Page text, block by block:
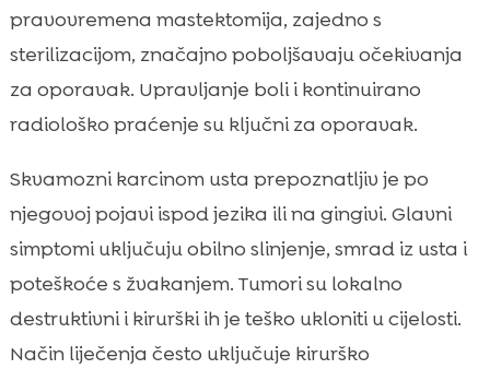
pravovremena mastektomija, zajedno s
sterilizacijom, značajno poboljšavaju očekivanja
za oporavak. Upravljanje boli i kontinuirano
radiološko praćenje su ključni za oporavak.
Skvamozni karcinom usta prepoznatljiv je po
njegovoj pojavi ispod jezika ili na gingivi. Glavni
simptomi uključuju obilno slinjenje, smrad iz usta i
poteškoće s žvakanjem. Tumori su lokalno
destruktivni i kirurški ih je teško ukloniti u cijelosti.
Način liječenja često uključuje kirurško